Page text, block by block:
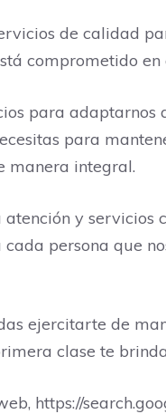
de calidad
comprometido
para adaptarnos
para
manera integral.
y
persona que
ejercitarte de
clase te
https://